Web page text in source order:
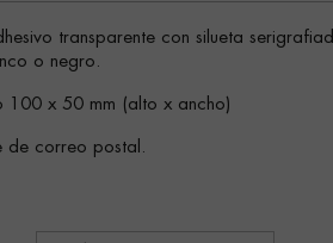
transparente con silueta
o negro.
100 x 50 mm (alto x ancho)
de correo postal.